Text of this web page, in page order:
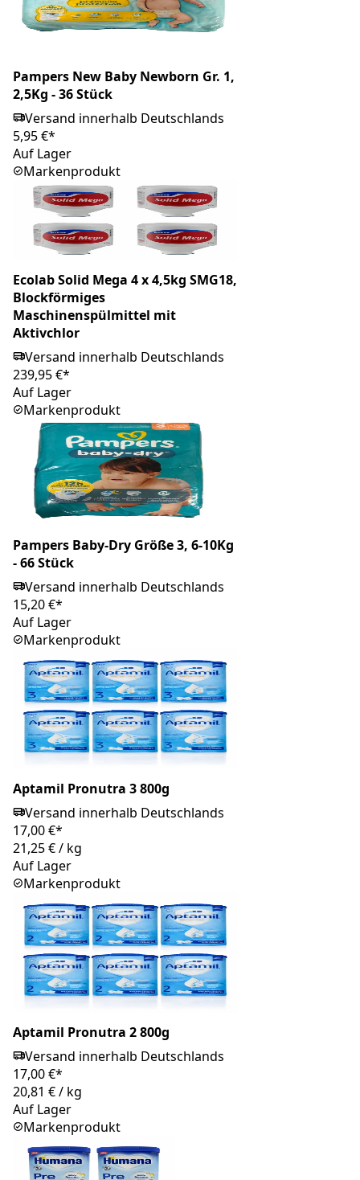
Pampers New Baby Newborn Gr. 1,
2,5Kg - 36 Stück
Versand innerhalb Deutschlands
5,95 €*
Auf Lager
Markenprodukt
Ecolab Solid Mega 4 x 4,5kg SMG18,
Blockförmiges
Maschinenspülmittel mit
Aktivchlor
Versand innerhalb Deutschlands
239,95 €*
Auf Lager
Markenprodukt
Pampers Baby-Dry Größe 3, 6-10Kg
- 66 Stück
Versand innerhalb Deutschlands
15,20 €*
Auf Lager
Markenprodukt
Aptamil Pronutra 3 800g
Versand innerhalb Deutschlands
17,00 €*
21,25 €/ kg
Auf Lager
Markenprodukt
Aptamil Pronutra 2 800g
Versand innerhalb Deutschlands
17,00 €*
20,81 €/ kg
Auf Lager
Markenprodukt